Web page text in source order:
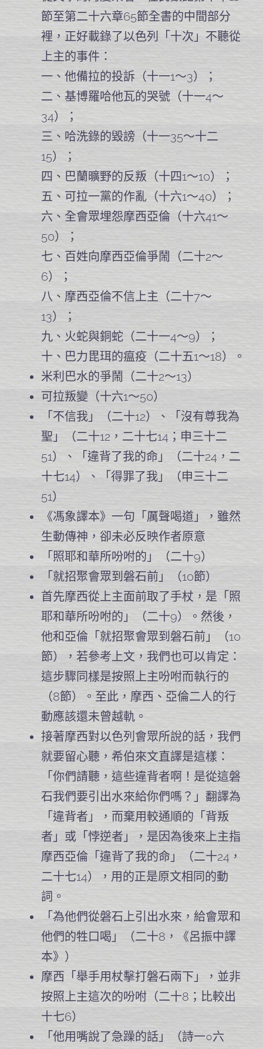
節至第二十六章65節全書的中間部分
裡，正好載錄了以色列「十次」不聽從
上主的事件：
一、他備拉的投訴（十一1～3）；
二、基博羅哈他瓦的哭號（十一4～
34）；
三、哈洗錄的毀謗（十一35～十二
15）；
四、巴蘭曠野的反叛（十四1～10）；
五、可拉一黨的作亂（十六1～40）；
六、全會眾埋怨摩西亞倫（十六41～
50）；
七、百姓向摩西亞倫爭鬧（二十2～
6）；
八、摩西亞倫不信上主（二十7～
13）；
九、火蛇與銅蛇（二十一4～9）；
十、巴力毘珥的瘟疫（二十五1～18）。
米利巴水的爭鬧（二十2～13）
可拉叛變（十六1～50）
「不信我」（二十12）、「沒有尊我為
聖」（二十12，二十七14；申三十二
51）、「違背了我的命」（二十24，二
十七14）、「得罪了我」（申三十二
51）
《馮象譯本》一句「厲聲喝道」，雖然
生動傳神，卻未必反映作者原意
「照耶和華所吩咐的」（二十9）
「就招聚會眾到磐石前」（10節）
首先摩西從上主面前取了手杖，是「照
耶和華所吩咐的」（二十9）。然後，
他和亞倫「就招聚會眾到磐石前」（10
節），若參考上文，我們也可以肯定：
這步驟同樣是按照上主吩咐而執行的
（8節）。至此，摩西、亞倫二人的行
動應該還未曾越軌。
接著摩西對以色列會眾所說的話，我們
就要留心聽，希伯來文直譯是這樣：
「你們請聽，這些違背者啊！是從這磐
石我們要引出水來給你們嗎？」翻譯為
「違背者」，而棄用較通順的「背叛
者」或「悖逆者」，是因為後來上主指
摩西亞倫「違背了我的命」（二十24，
二十七14），用的正是原文相同的動
詞。
「為他們從磐石上引出水來，給會眾和
他們的牲口喝」（二十8，《呂振中譯
本》）
摩西「舉手用杖擊打磐石兩下」，並非
按照上主這次的吩咐（二十8；比較出
十七6）
「他用嘴說了急躁的話」（詩一○六